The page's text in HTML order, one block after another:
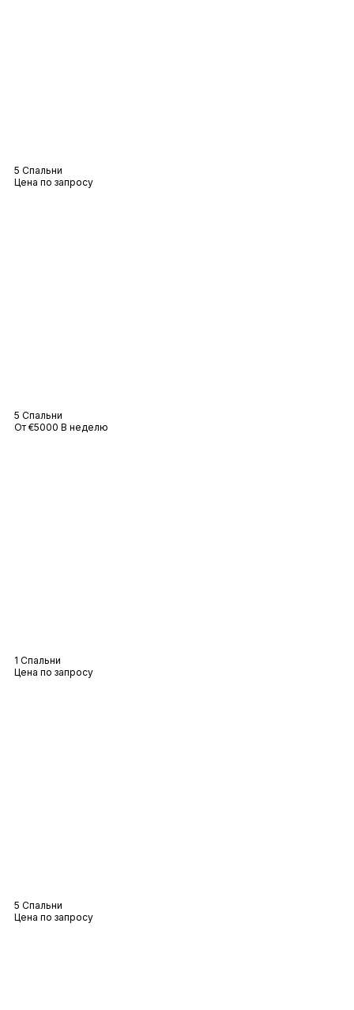
5 Спальни
Цена по запросу
5 Спальни
От €5000 В неделю
1 Спальни
Цена по запросу
5 Спальни
Цена по запросу